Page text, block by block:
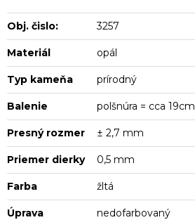
Obj. čislo: 3257
Materiál opál
Typ kameňa prírodný
Balenie polšnúra = cca 19cm
Presný rozmer ± 2,7 mm
Priemer dierky 0,5 mm
Farba žltá
Úprava nedofarbovaný